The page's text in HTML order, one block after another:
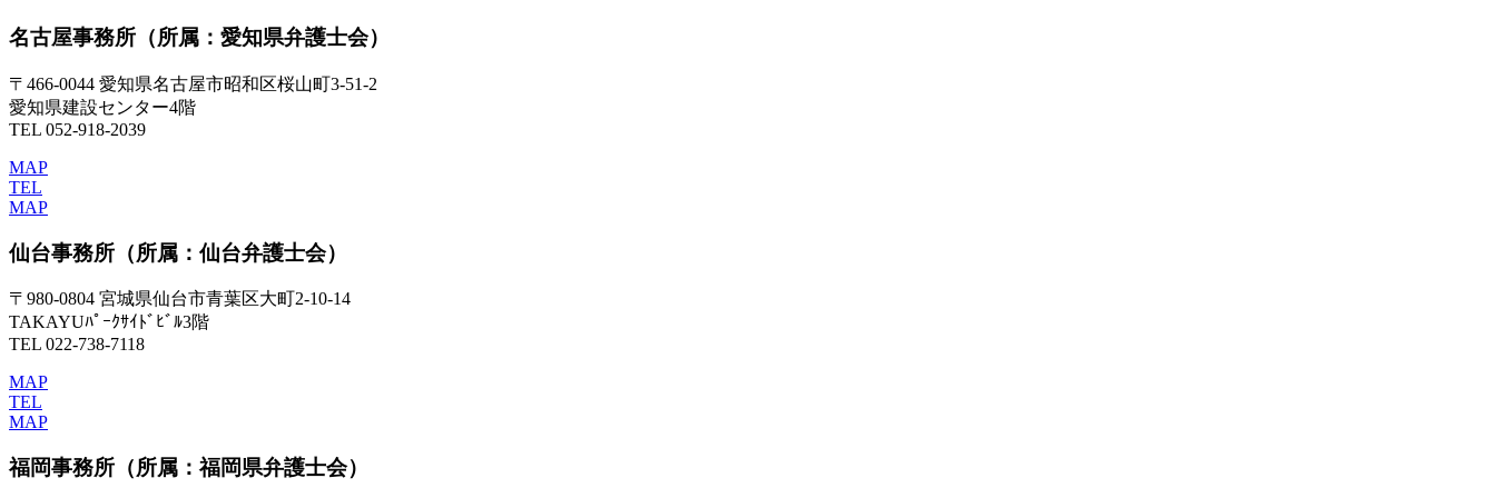
名古屋事務所 （所属：愛知県弁護士会）
〒466-0044 愛知県名古屋市昭和区桜山町3-51-2
愛知県建設センター4階
TEL 052-918-2039
MAP
TEL
MAP
仙台事務所 （所属：仙台弁護士会）
〒980-0804 宮城県仙台市青葉区大町2-10-14
TAKAYUﾊﾟｰｸｻｲﾄﾞﾋﾞﾙ3階
TEL 022-738-7118
MAP
TEL
MAP
福岡事務所 （所属：福岡県弁護士会）